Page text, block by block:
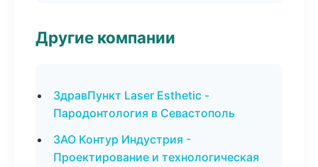
Другие компании
ЗдравПункт Laser Esthetic -
Пародонтология в Севастополь
ЗАО Контур Индустрия -
Проектирование и технологическая